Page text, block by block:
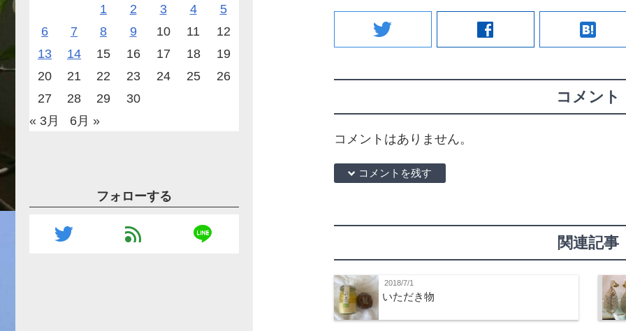
twitter facebook hatenabookmark
コメント
コメントはありません。
down コメントを残す
関連記事
2018/7/1
いただき物
1
2 3 4
5
6
7 8 9 10 11
12
13
14 15 16 17 18
19
20
21 22 23 24 25
26
27
28 29
30
« 3月
6月 »
フォローする
twitter feed line